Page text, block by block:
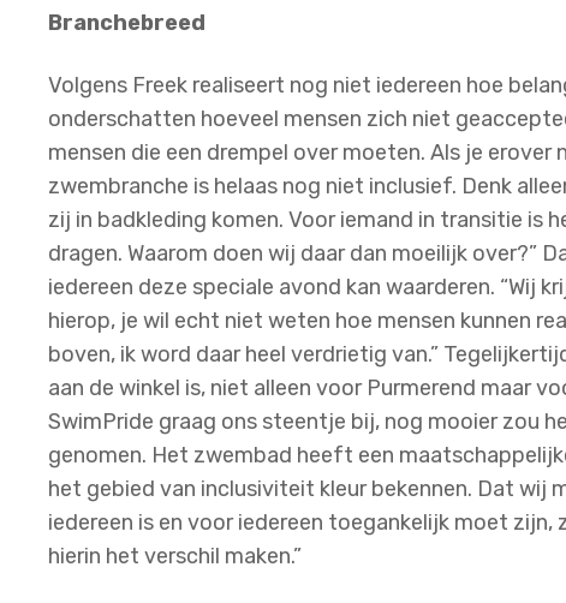
Branchebreed
Volgens Freek realiseert nog niet iedereen hoe
onderschatten hoeveel mensen zich niet
mensen die een drempel over moeten. Als je
zwembranche is helaas nog niet inclusief. Denk
zij in badkleding komen. Voor iemand in transitie
dragen. Waarom doen wij daar dan moeilijk over?”
iedereen deze speciale avond kan waarderen. “Wij
hierop, je wil echt niet weten hoe mensen kunnen
boven, ik word daar heel verdrietig van.”
aan de winkel is, niet alleen voor Purmerend maar
SwimPride graag ons steentje bij, nog mooier zou
genomen. Het zwembad heeft een
het gebied van inclusiviteit kleur bekennen. Dat wij
iedereen is en voor iedereen toegankelijk moet
hierin het verschil maken.”